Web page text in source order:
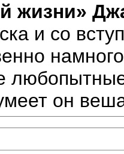
жизни»
и со
он